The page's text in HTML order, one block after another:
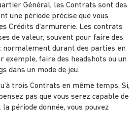
Général, les Contrats sont des
une période précise que vous
Crédits d'armurerie. Les contrats
de valeur, souvent pour faire des
normalement durant des parties en
exemple, faire des headshots ou un
dans un mode de jeu.
trois Contrats en même temps. Si,
pas que vous serez capable de
période donnée, vous pouvez